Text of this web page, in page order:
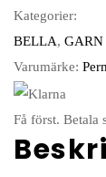
Kategorier:
BELLA, GARN
Varumärke:
Få först. Betala